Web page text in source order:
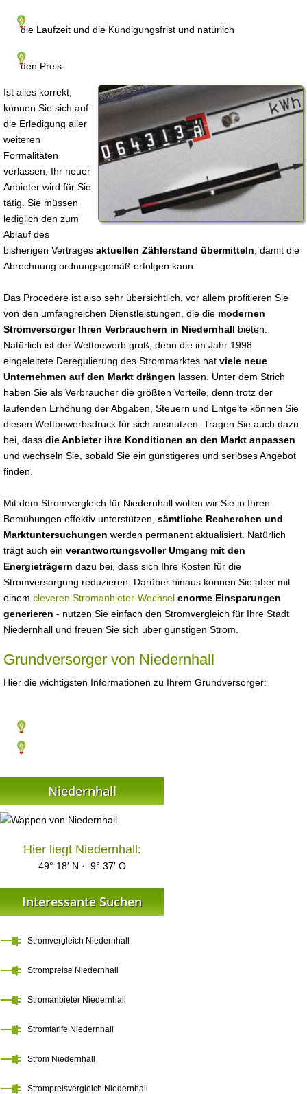
die Laufzeit und die Kündigungsfrist und natürlich
den Preis.
Ist alles korrekt,
können Sie sich auf
die Erledigung aller
weiteren
Formalitäten
verlassen, Ihr neuer
Anbieter wird für Sie
tätig. Sie müssen
lediglich den zum
Ablauf des
bisherigen Vertrages aktuellen Zählerstand übermitteln , damit die
Abrechnung ordnungsgemäß erfolgen kann.
Das Procedere ist also sehr übersichtlich, vor allem profitieren Sie
von den umfangreichen Dienstleistungen, die die modernen
Stromversorger Ihren Verbrauchern in Niedernhall bieten.
Natürlich ist der Wettbewerb groß, denn die im Jahr 1998
eingeleitete Deregulierung des Strommarktes hat viele neue
Unternehmen auf den Markt drängen lassen. Unter dem Strich
haben Sie als Verbraucher die größten Vorteile, denn trotz der
laufenden Erhöhung der Abgaben, Steuern und Entgelte können Sie
diesen Wettbewerbsdruck für sich ausnutzen. Tragen Sie auch dazu
bei, dass die Anbieter ihre Konditionen an den Markt anpassen
und wechseln Sie, sobald Sie ein günstigeres und seriöses Angebot
finden.
Mit dem Stromvergleich für Niedernhall wollen wir Sie in Ihren
Bemühungen effektiv unterstützen, sämtliche Recherchen und
Marktuntersuchungen werden permanent aktualisiert. Natürlich
trägt auch ein verantwortungsvoller Umgang mit den
Energieträgern dazu bei, dass sich Ihre Kosten für die
Stromversorgung reduzieren. Darüber hinaus können Sie aber mit
einem cleveren Stromanbieter-Wechsel enorme Einsparungen
generieren - nutzen Sie einfach den Stromvergleich für Ihre Stadt
Niedernhall und freuen Sie sich über günstigen Strom.
Grundversorger von Niedernhall
Hier die wichtigsten Informationen zu Ihrem Grundversorger:
Niedernhall
Hier liegt Niedernhall:
49° 18′ N · 9° 37′ O
Interessante Suchen
Stromvergleich Niedernhall
Strompreise Niedernhall
Stromanbieter Niedernhall
Stromtarife Niedernhall
Strom Niedernhall
Strompreisvergleich Niedernhall